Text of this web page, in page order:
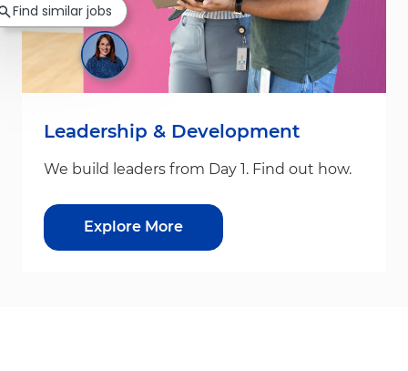
Leadership & Development
We build leaders from Day 1. Find out how.
Explore More
Find similar jobs